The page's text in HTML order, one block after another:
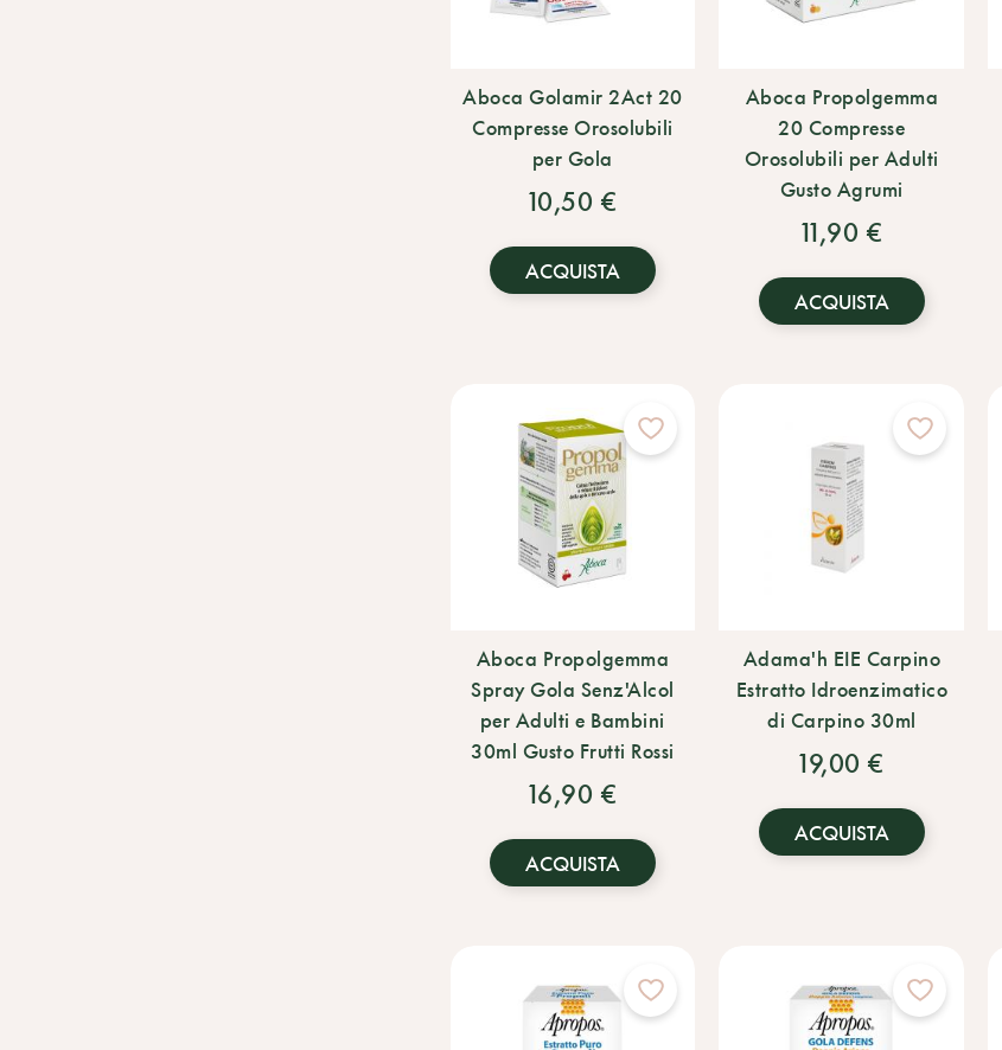
Aboca Golamir 2Act 20
Compresse Orosolubili
per Gola
10,50 €
ACQUISTA
Aboca Propolgemma
20 Compresse
Orosolubili per Adulti
Gusto Agrumi
11,90 €
ACQUISTA
Aboca Propolgemma
Spray Gola Senz'Alcol
per Adulti e Bambini
30ml Gusto Frutti Rossi
16,90 €
ACQUISTA
Adama'h EIE Carpino
Estratto Idroenzimatico
di Carpino 30ml
19,00 €
ACQUISTA